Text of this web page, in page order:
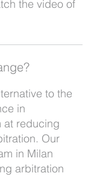
the video of
to the
in
at reducing
Our
in Milan
arbitration